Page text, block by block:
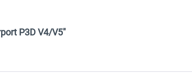
P3D V4/V5"